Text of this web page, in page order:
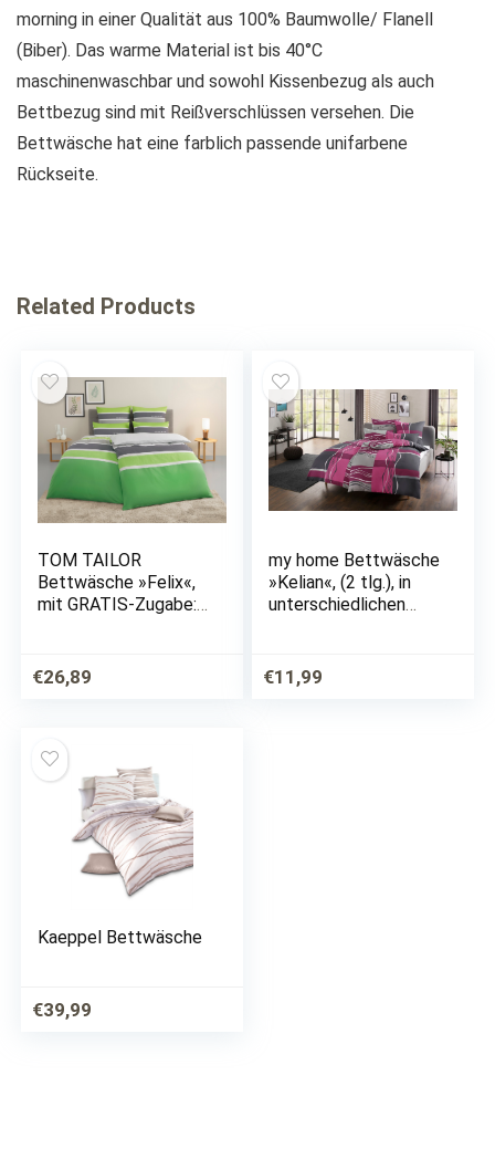
morning in einer Qualität aus 100% Baumwolle/ Flanell
(Biber). Das warme Material ist bis 40°C
maschinenwaschbar und sowohl Kissenbezug als auch
Bettbezug sind mit Reißverschlüssen versehen. Die
Bettwäsche hat eine farblich passende unifarbene
Rückseite.
Related Products
TOM TAILOR
Bettwäsche »Felix«,
mit GRATIS-Zugabe:
€26,89
my home Bettwäsche
»Kelian«, (2 tlg.), in
unterschiedlichen
€11,99
Kaeppel Bettwäsche
€39,99